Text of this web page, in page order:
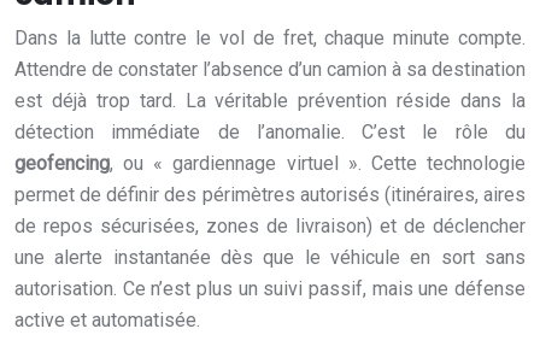
Dans la lutte contre le vol de fret, chaque minute compte.
Attendre de constater l’absence d’un camion à sa destination
est déjà trop tard. La véritable prévention réside dans la
détection immédiate de l’anomalie. C’est le rôle du
geofencing, ou « gardiennage virtuel ». Cette technologie
permet de définir des périmètres autorisés (itinéraires, aires
de repos sécurisées, zones de livraison) et de déclencher
une alerte instantanée dès que le véhicule en sort sans
autorisation. Ce n’est plus un suivi passif, mais une défense
active et automatisée.